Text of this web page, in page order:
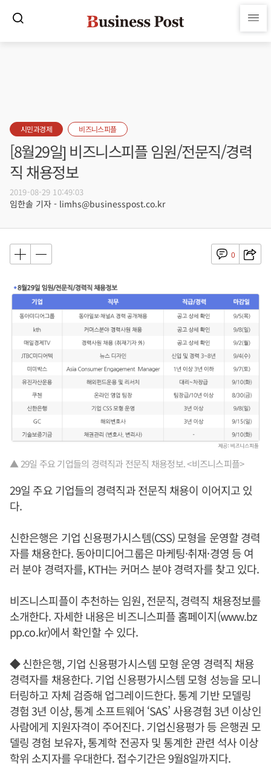
시민과경제 비즈니스피플
[8월29일] 비즈니스피플 임원/전문직/경력
직 채용정보
2019-08-29 10:49:03
임한솔 기자 - limhs@businesspost.co.kr
0
▲ 29일 주요 기업들의 경력직과 전문직 채용정보. <비즈니스피플>
29일 주요 기업들의 경력직과 전문직 채용이 이어지고 있
다.
신한은행은 기업 신용평가시스템(CSS) 모형을 운영할 경력
자를 채용한다. 동아미디어그룹은 마케팅·취재·경영 등 여
러 분야 경력자를, KTH는 커머스 분야 경력자를 찾고 있다.
비즈니스피플이 추천하는 임원, 전문직, 경력직 채용정보를
소개한다. 자세한 내용은 비즈니스피플 홈페이지(www.bz
pp.co.kr)에서 확인할 수 있다.
◆ 신한은행, 기업 신용평가시스템 모형 운영 경력직 채용
경력자를 채용한다. 기업 신용평가시스템 모형 성능을 모니
터링하고 자체 검증해 업그레이드한다. 통계 기반 모델링
경험 3년 이상, 통계 소프트웨어 ‘SAS’ 사용경험 3년 이상인
사람에게 지원자격이 주어진다. 기업신용평가 등 은행권 모
델링 경험 보유자, 통계학 전공자 및 통계한 관련 석사 이상
학위 소지자를 우대한다. 접수기간은 9월8일까지다.